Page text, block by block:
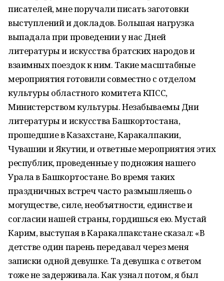
писателей, мне поручали писать заготовки
выступлений и докладов. Большая нагрузка
выпадала при проведении у нас Дней
литературы и искусства братских народов и
взаимных поездок к ним. Такие масштабные
мероприятия готовили совместно с отделом
культуры областного комитета КПСС,
Министерством культуры. Незабываемы Дни
литературы и искусства Башкортостана,
прошедшие в Казахстане, Каракалпакии,
Чувашии и Якутии, и ответные мероприятия этих
республик, проведенные у подножия нашего
Урала в Башкортостане. Во время таких
праздничных встреч часто размышляешь о
могуществе, силе, необъятности, единстве и
согласии нашей страны, гордишься ею. Мустай
Карим, выступая в Каракалпакстане сказал: «В
детстве один парень передавал через меня
записки одной девушке. Та девушка с ответом
тоже не задерживала. Как узнал потом, я был